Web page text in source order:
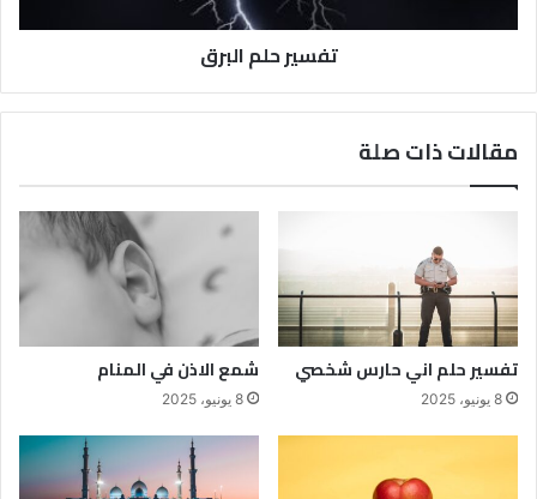
تفسير حلم البرق
مقالات ذات صلة
تفسير حلم اني حارس شخصي
8 يونيو، 2025
شمع الاذن في المنام
8 يونيو، 2025